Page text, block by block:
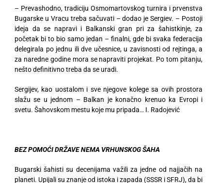
– Prevashodno, tradiciju Osmomartovskog turnira i prvenstva
Bugarske u Vracu treba sačuvati – dodao je Sergiev. – Postoji
ideja da se napravi i Balkanski gran pri za šahistkinje, za
početak bi to bio samo jedan – finalni, gde bi svaka federacija
delegirala po jednu ili dve učesnice, u zavisnosti od rejtinga, a
za naredne godine mora se napraviti projekat. Po tom pitanju,
nešto definitivno treba da se uradi.
Sergijev, kao uostalom i sve njegove kolege sa ovih prostora
slažu se u jednom – Balkan je konačno krenuo ka Evropi i
svetu. Šahovskom mestu koje mu pripada… I. Radojević
BEZ POMOĆI DRŽAVE NEMA VRHUNSKOG ŠAHA
Bugarski šahisti su decenijama važili za jedne od najjačih na
planeti. Upijali su znanje od istoka i zapada (SSSR i SFRJ), da bi